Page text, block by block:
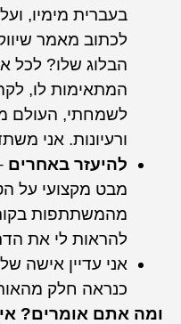
בעברית מימיו,
הבלוג שלו? לכל
המתאימות לו,
לשמחתי, העולם
ורעיונות. אני
להיעזר באחרים–
מבט מקצועי על
מהמשתתפות
להראות לי את
אני עדיין אישה של
כנראה חלק
ומה אתם אומרים?